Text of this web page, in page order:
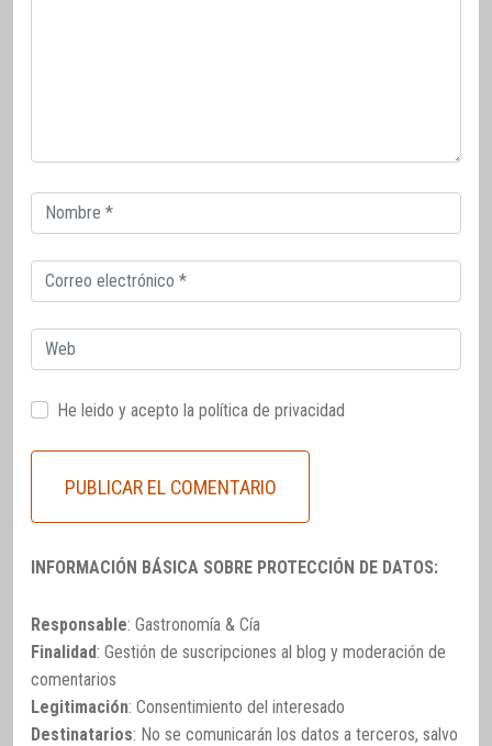
Correo
electrónico
Correo
electrónico
Web
He leido y acepto la política de privacidad
INFORMACIÓN BÁSICA SOBRE PROTECCIÓN DE DATOS:
Responsable: Gastronomía & Cía
Finalidad: Gestión de suscripciones al blog y moderación de
comentarios
Legitimación: Consentimiento del interesado
Destinatarios: No se comunicarán los datos a terceros, salvo